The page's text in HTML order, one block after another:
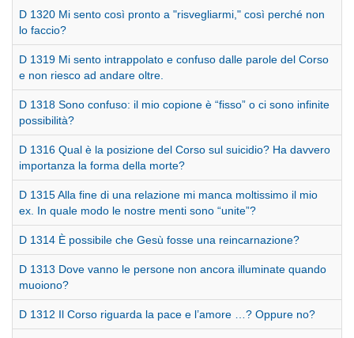
D 1320 Mi sento così pronto a "risvegliarmi," così perché non
lo faccio?
D 1319 Mi sento intrappolato e confuso dalle parole del Corso
e non riesco ad andare oltre.
D 1318 Sono confuso: il mio copione è “fisso” o ci sono infinite
possibilità?
D 1316 Qual è la posizione del Corso sul suicidio? Ha davvero
importanza la forma della morte?
D 1315 Alla fine di una relazione mi manca moltissimo il mio
ex. In quale modo le nostre menti sono “unite”?
D 1314 È possibile che Gesù fosse una reincarnazione?
D 1313 Dove vanno le persone non ancora illuminate quando
muoiono?
D 1312 Il Corso riguarda la pace e l’amore …? Oppure no?